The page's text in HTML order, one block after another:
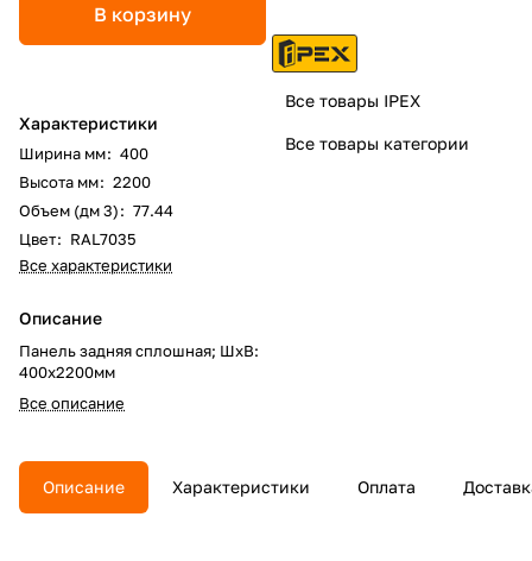
В корзину
Характеристики
Ширина мм: 400
Высота мм: 2200
Объем (дм 3): 77.44
Цвет: RAL7035
Все характеристики
Описание
Панель задняя сплошная; ШхВ:
400х2200мм
Все описание
Все товары IPEX
Все товары категории
Описание Характеристики Оплата